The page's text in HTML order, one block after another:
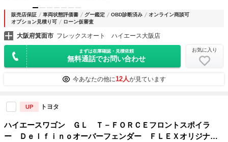
販売店保証 車両状態評価書 グー鑑定 OBD診断済み
オンライン商談可
オプション見積り可
ローン仮審査
大阪府箕面市 フレックスオート ハイエース大阪店
まずは在庫確認・見積依頼
無料通話でお問い合わせ
お気に入り
今あなたの他に12人が見ています
UP トヨタ
ハイエースワゴン ＧＬ Ｔ－ＦＯＲＣＥフロントスポイラ
ー Ｄｅｌｆｉｎｏオーバーフェンダー ＦＬＥＸオリジナ